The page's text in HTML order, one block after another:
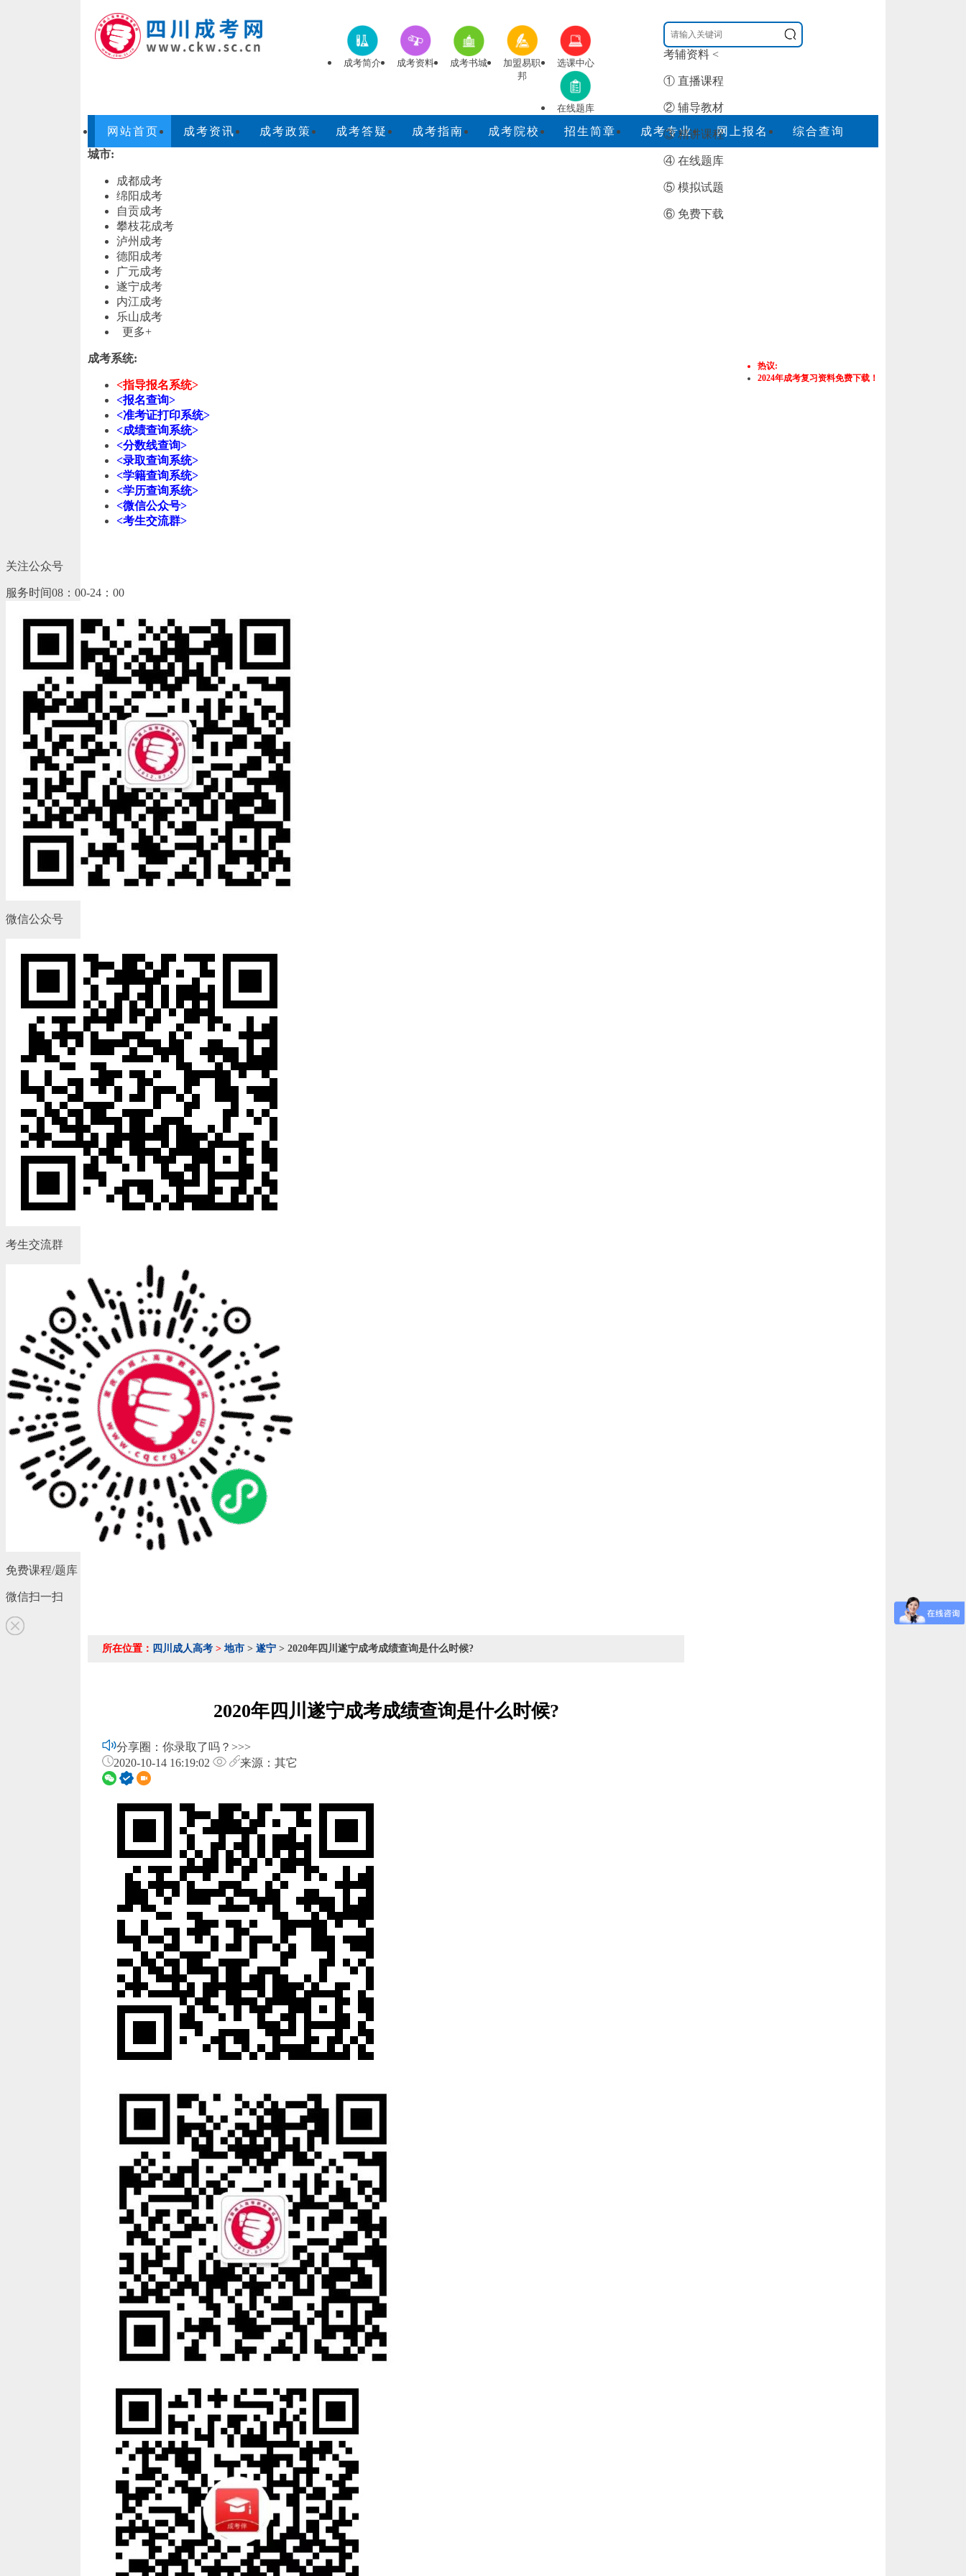
成考简介 成考资料 成考书城
加盟易职
邦
选课中心
在线题库
考辅资料 <
① 直播课程
② 辅导教材
③ 精讲课程
④ 在线题库
⑤ 模拟试题
⑥ 免费下载
网站首页 成考资讯 成考政策 成考答疑 成考指南 成考院校 招生简章 成考专业 网上报名
综合查询
城市:
成都成考
绵阳成考
自贡成考
攀枝花成考
泸州成考
德阳成考
广元成考
遂宁成考
内江成考
乐山成考
更多+
热议:
2024年成考复习资料免费下载！
成考系统:
<指导报名系统>
<报名查询>
<准考证打印系统>
<成绩查询系统>
<分数线查询>
<录取查询系统>
<学籍查询系统>
<学历查询系统>
<微信公众号>
<考生交流群>
关注公众号
服务时间08：00-24：00
微信公众号
考生交流群
免费课程/题库
微信扫一扫
所在位置： 四川成人高考 > 地市 > 遂宁 > 2020年四川遂宁成考成绩查询是什么时候?
2020年四川遂宁成考成绩查询是什么时候?
分享圈：你录取了吗？>>>
2020-10-14 16:19:02
来源：其它